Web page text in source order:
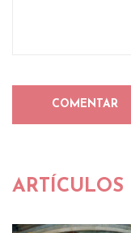
ARTÍCULOS